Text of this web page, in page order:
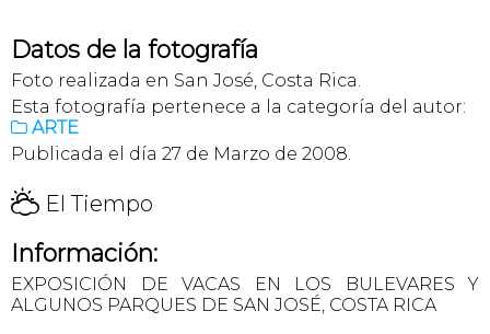
Datos de la fotografía
Foto realizada en San José, Costa Rica.
Esta fotografía pertenece a la categoría del autor:
 ARTE
Publicada el día 27 de Marzo de 2008.
H El Tiempo
Información:
EXPOSICIÓN DE VACAS EN LOS BULEVARES Y
ALGUNOS PARQUES DE SAN JOSÉ, COSTA RICA